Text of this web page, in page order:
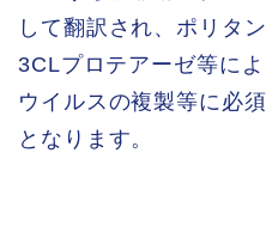
して翻訳され、ポリタ
3CLプロテアーゼ等に
ウイルスの複製等に必
となります。